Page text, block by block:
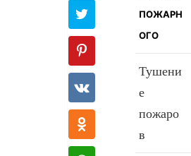
ПОЖАРН
ОГО
Тушени
е
пожаро
в